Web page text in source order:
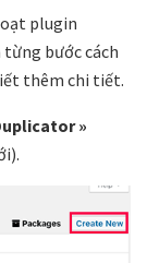
plugin
bước cách
thêm chi tiết.
»